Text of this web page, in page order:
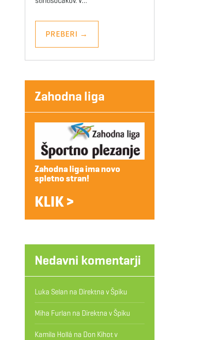
PREBERI →
Zahodna liga
Zahodna liga ima novo
spletno stran!
KLIK >
Nedavni komentarji
Luka Selan na Direktna v Špiku
Miha Furlan na Direktna v Špiku
Kamila Hollá na Don Kihot v